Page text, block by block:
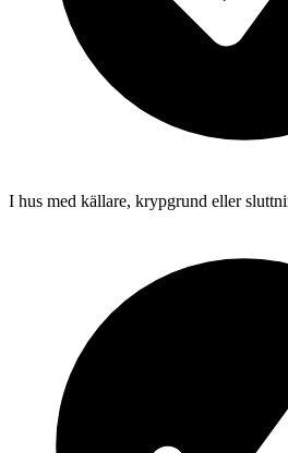
I hus med källare, krypgrund eller